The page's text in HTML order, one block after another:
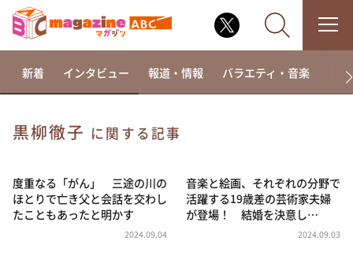
相席食堂
これ余談なんですけど・・・
～人生密着トークバラエティ！～ やすとものいたっ
新着 インタビュー 報道・情報 バラエティ・音楽 ド
黒柳徹子 に関する記事
度重なる「がん」 三途の川の
ほとりで亡き父と会話を交わし
たこともあったと明かす
2024.09.04
音楽と絵画、それぞれの分野で
活躍する19歳差の芸術家夫婦
が登場！ 結婚を決意し…
2024.09.03